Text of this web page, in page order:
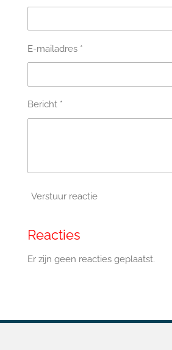
E-mailadres *
Bericht *
Verstuur reactie
Reacties
Er zijn geen reacties geplaatst.